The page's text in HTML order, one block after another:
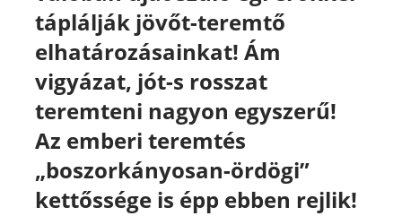
táplálják jövőt-teremtő
elhatározásainkat! Ám
vigyázat, jót-s rosszat
teremteni nagyon egyszerű!
Az emberi teremtés
„boszorkányosan-ördögi”
kettőssége is épp ebben rejlik!